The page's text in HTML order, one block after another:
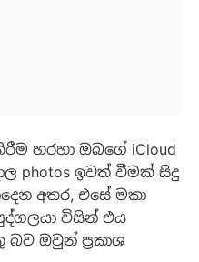
හරහා ඔබගේ iCloud
photos ඉවත් වීමක් සිදු
අතර, එසේ මකා
විසින් එය
ඔවුන් ප්‍රකාශ